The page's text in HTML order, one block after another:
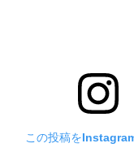
この投稿を